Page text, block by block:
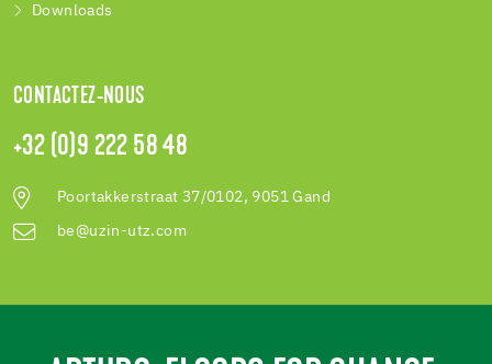
Downloads
CONTACTEZ-NOUS
+32 (0)9 222 58 48
Poortakkerstraat 37/0102, 9051 Gand
be@uzin-utz.com